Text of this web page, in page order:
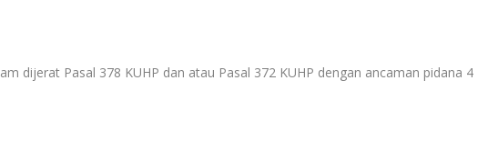
dijerat Pasal 378 KUHP dan atau Pasal 372 KUHP dengan ancaman pidana 4